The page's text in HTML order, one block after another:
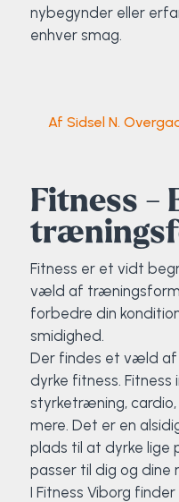
nybegynder eller
enhver smag.
Af Sidsel N.
Fitness -
Fitness er et vidt
væld af
forbedre din
smidighed.
Der findes et væld af
dyrke fitness.
styrketræning, cardio,
mere. Det er en
plads til at dyrke
passer til dig og dine
I Fitness Viborg
Hiphop
Løb
OCR
Padel
Pardans
Rytmisk gymnastik
Ski & snowboard
Spring